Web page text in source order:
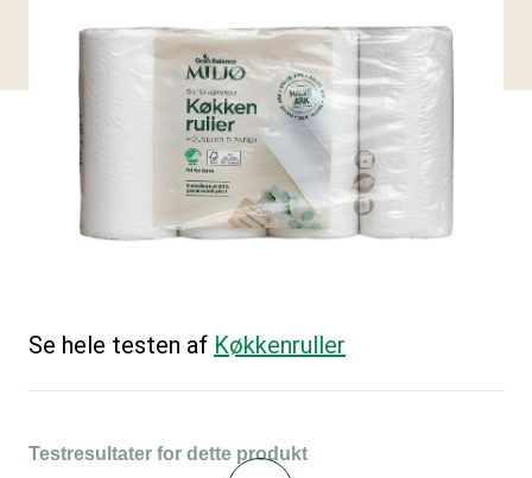
Se hele testen af Køkkenruller
Testresultater for dette produkt